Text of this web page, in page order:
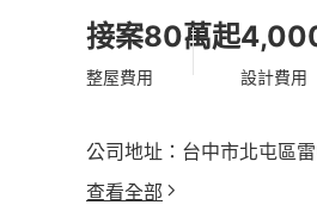
接案80萬起
整屋費用 設計費用
公司地址：台中市北屯區
查看全部